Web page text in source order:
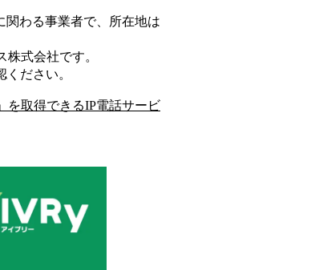
関わる事業者で、所在地は
株式会社です。
ください。
」を取得できるIP電話サービ